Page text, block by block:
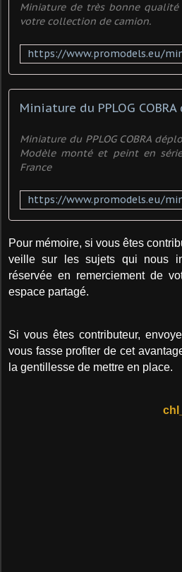
Miniature de très bonne
votre collection de camion.
Miniature du PPLOG
Miniature du PPLOG COBRA
Modèle monté et peint en
France
Pour mémoire, si vous êtes
veille sur les sujets qui nous
réservée en remerciement de
espace partagé.
Si vous êtes contributeur,
vous fasse profiter de cet
la gentillesse de mettre en place.